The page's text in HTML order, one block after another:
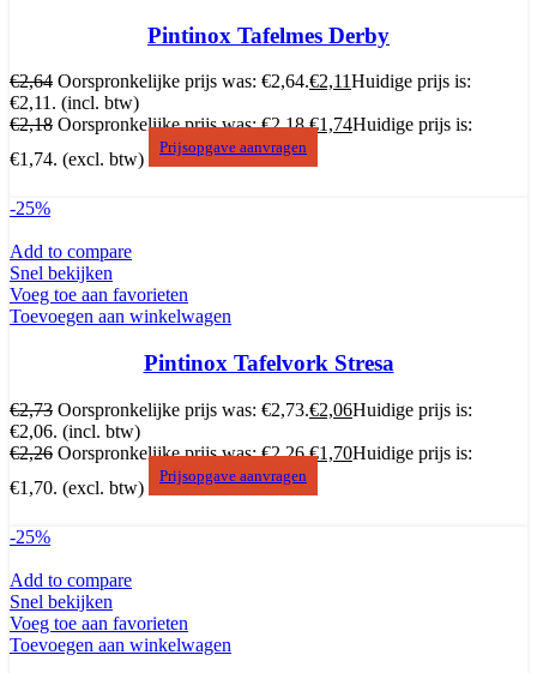
Pintinox Tafelmes Derby
€2,64 Oorspronkelijke prijs was: €2,64.€2,11Huidige prijs is:
€2,11. (incl. btw)
€2,18 Oorspronkelijke prijs was: €2,18.€1,74Huidige prijs is:
€1,74. (excl. btw)
Prijsopgave aanvragen
-25%
Add to compare
Snel bekijken
Voeg toe aan favorieten
Toevoegen aan winkelwagen
Pintinox Tafelvork Stresa
€2,73 Oorspronkelijke prijs was: €2,73.€2,06Huidige prijs is:
€2,06. (incl. btw)
€2,26 Oorspronkelijke prijs was: €2,26.€1,70Huidige prijs is:
€1,70. (excl. btw)
Prijsopgave aanvragen
-25%
Add to compare
Snel bekijken
Voeg toe aan favorieten
Toevoegen aan winkelwagen